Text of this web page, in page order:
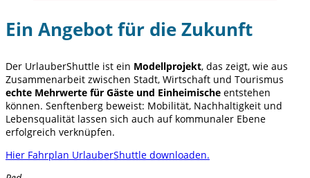
Ein Angebot für die Zukunft
Der UrlauberShuttle ist ein Modellprojekt, das zeigt, wie aus
Zusammenarbeit zwischen Stadt, Wirtschaft und Tourismus
echte Mehrwerte für Gäste und Einheimische entstehen
können. Senftenberg beweist: Mobilität, Nachhaltigkeit und
Lebensqualität lassen sich auch auf kommunaler Ebene
erfolgreich verknüpfen.
Hier Fahrplan UrlauberShuttle downloaden.